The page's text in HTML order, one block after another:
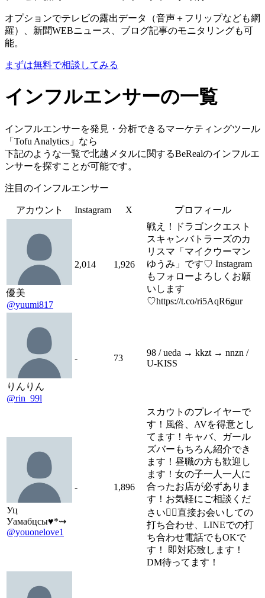
オプションでテレビの露出データ（音声＋フリップなども網
羅）、新聞WEBニュース、ブログ記事のモニタリングも可
能。
まずは無料で相談してみる
インフルエンサーの一覧
インフルエンサーを発見・分析できるマーケティングツール
「Tofu Analytics」なら
下記のような一覧で北越メタルに関するBeRealのインフルエ
ンサーを探すことが可能です。
注目のインフルエンサー
アカウント Instagram X プロフィール
優美
@yuumi817
2,014 1,926
戦え！ドラゴンクエスト
スキャンバトラーズのカ
リスマ「マイクウーマン
ゆうみ」です♡ Instagram
もフォローよろしくお願
いします
♡https://t.co/ri5AqR6gur
りんりん
@rin_99l
- 73
98 / ueda → kkzt → nnzn /
U-KISS
Уц
Уамабцсы♥*⇝
@youonelove1
- 1,896
スカウトのプレイヤーで
す！風俗、AVを得意とし
てます！キャバ、ガール
ズバーもちろん紹介でき
ます！昼職の方も歓迎し
ます！女の子一人一人に
合ったお店が必ずありま
す！お気軽にご相談くだ
さい🙇‍♂️直接お会いしての
打ち合わせ、LINEでの打
ち合わせ電話でもOKで
す！ 即対応致します！
DM待ってます！